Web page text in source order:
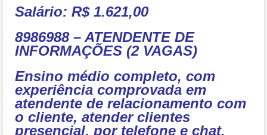
Salário: R$ 1.621,00
8986988 – ATENDENTE DE
INFORMAÇÕES (2 VAGAS)
Ensino médio completo, com
experiência comprovada em
atendente de relacionamento com
o cliente, atender clientes
presencial, por telefone e chat,